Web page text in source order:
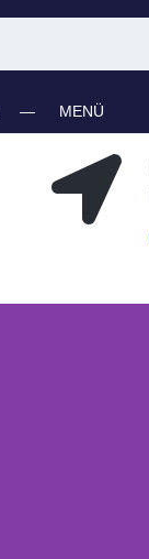
— MENÜ